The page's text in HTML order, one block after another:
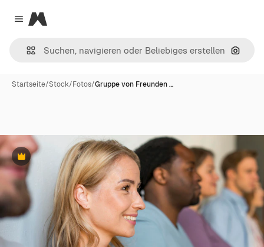
Close menu
Magnific
Nach
Startseite/Stock/Fotos/Gruppe von Freunden …
Premium